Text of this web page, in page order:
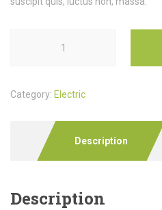
Category: Electric
Description
Description